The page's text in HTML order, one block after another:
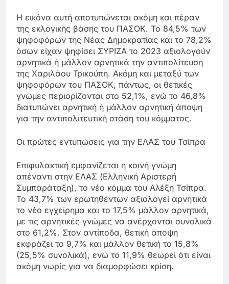
Η εικόνα αυτή αποτυπώνεται ακόμη και πέραν
της εκλογικής βάσης του ΠΑΣΟΚ. Το 84,5% των
ψηφοφόρων της Νέας Δημοκρατίας και το 78,2%
όσων είχαν ψηφίσει ΣΥΡΙΖΑ το 2023 αξιολογούν
αρνητικά ή μάλλον αρνητικά την αντιπολίτευση
της Χαριλάου Τρικούπη. Ακόμη και μεταξύ των
ψηφοφόρων του ΠΑΣΟΚ, πάντως, οι θετικές
γνώμες περιορίζονται στο 52,1%, ενώ το 46,8%
διατυπώνει αρνητική ή μάλλον αρνητική άποψη
για την αντιπολιτευτική στάση του κόμματος.
Οι πρώτες εντυπώσεις για την ΕΛΑΣ του Τσίπρα
Επιφυλακτική εμφανίζεται η κοινή γνώμη
απέναντι στην ΕΛΑΣ (Ελληνική Αριστερή
Συμπαράταξη), το νέο κόμμα του Αλέξη Τσίπρα.
Το 43,7% των ερωτηθέντων αξιολογεί αρνητικά
το νέο εγχείρημα και το 17,5% μάλλον αρνητικά,
με τις αρνητικές γνώμες να ανέρχονται συνολικά
στο 61,2%. Στον αντίποδα, θετική άποψη
εκφράζει το 9,7% και μάλλον θετική το 15,8%
(25,5% συνολικά), ενώ το 11,9% θεωρεί ότι είναι
ακόμη νωρίς για να διαμορφώσει κρίση.